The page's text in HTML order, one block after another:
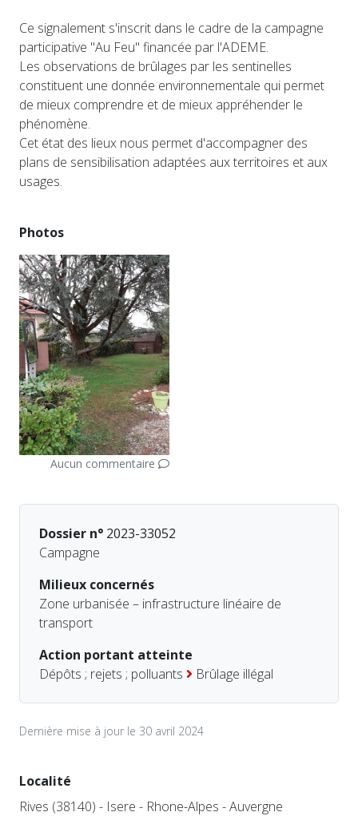
Ce signalement s'inscrit dans le cadre de la campagne
participative "Au Feu" financée par l'ADEME.
Les observations de brûlages par les sentinelles
constituent une donnée environnementale qui permet
de mieux comprendre et de mieux appréhender le
phénomène.
Cet état des lieux nous permet d'accompagner des
plans de sensibilisation adaptées aux territoires et aux
usages.
Photos
Aucun commentaire
Dossier n° 2023-33052
Campagne
Milieux concernés
Zone urbanisée – infrastructure linéaire de
transport
Action portant atteinte
Dépôts ; rejets ; polluants
Brûlage illégal
Dernière mise à jour le 30 avril 2024
Localité
Rives (38140) - Isere - Rhone-Alpes - Auvergne